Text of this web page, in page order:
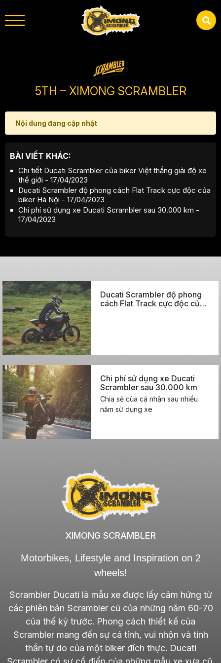
5TH – XIMONG SCRAMBLER
Nội dung đang cập nhật
BÀI VIẾT KHÁC:
Chi tiết Ducati Scrambler của biker Việt thắng giải độ xe
thế giới - 17/04/2023
Ducati Scrambler độ phong cách Flat Track cực độc của
biker Hà Nội - 17/04/2023
Chi phí sử dụng xe Ducati Scrambler sau 30.000 km -
17/04/2023
Ducati Scrambler độ phong
cách Flat Track cực độc của
Chi phí sử dụng xe Ducati
Scrambler sau 30.000 km
Chia sẻ của cá nhân sau nhiều
năm sử dụng xe
XIMONG SCRAMBLER
Motorbikes, Lifestyle and Inspiration on 2
wheels!
Scrambler Ducati là mẫu xe được lấy cảm hứng từ
các phiên bản Scrambler cũ của những năm 60-70
của thế kỷ trước. Phong cách thiết kế của
Scrambler mang đến sự cá tính, vui nhộn và tinh
thần tự do của một biker đích thực. Ducati